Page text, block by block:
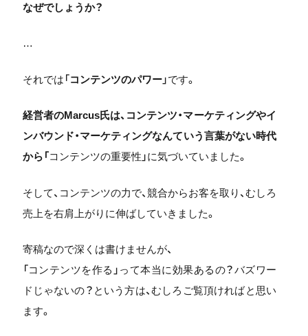
なぜでしょうか？
…
それでは「コンテンツのパワー」です。
経営者のMarcus氏は、 コンテンツ・マーケティングやイ
ンバウンド・マーケティングなんていう言葉がない時代
から「コンテンツの重要性」に気づいていました。
そして、コンテンツの力で、競合からお客を取り、むしろ
売上を右肩上がりに伸ばしていきました。
寄稿なので深くは書けませんが、
「コンテンツを作る」って本当に効果あるの？バズワー
ドじゃないの？という方は、むしろご覧頂ければと思い
ます。